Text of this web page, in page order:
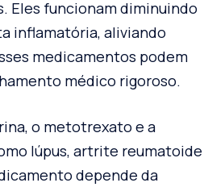
Eles funcionam diminuindo
inflamatória, aliviando
medicamentos podem
médico rigoroso.
o metotrexato e a
lúpus, artrite reumatoide
depende da